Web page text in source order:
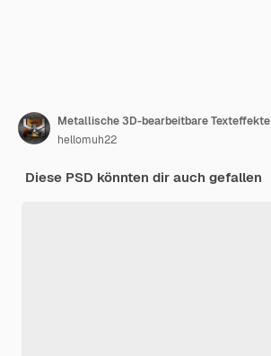
Metallische 3D-bearbeitbare Texteffekte
hellomuh22
Diese PSD könnten dir auch gefallen